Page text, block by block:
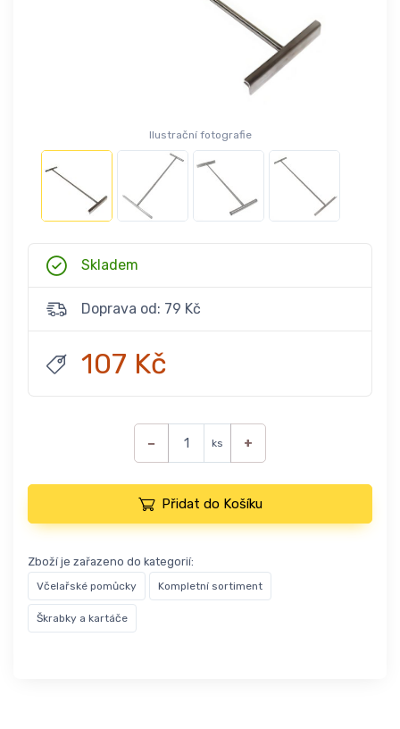
Ilustrační fotografie
Skladem
Doprava od: 79 Kč
107 Kč
− ks +
Přidat do Košíku
Zboží je zařazeno do kategorií:
Včelařské pomůcky Kompletní sortiment
Škrabky a kartáče